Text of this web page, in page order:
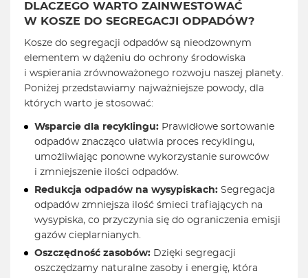
DLACZEGO WARTO ZAINWESTOWAĆ
W KOSZE DO SEGREGACJI ODPADÓW?
Kosze do segregacji odpadów są nieodzownym
elementem w dążeniu do ochrony środowiska
i wspierania zrównoważonego rozwoju naszej planety.
Poniżej przedstawiamy najważniejsze powody, dla
których warto je stosować:
Wsparcie dla recyklingu: Prawidłowe sortowanie
odpadów znacząco ułatwia proces recyklingu,
umożliwiając ponowne wykorzystanie surowców
i zmniejszenie ilości odpadów.
Redukcja odpadów na wysypiskach: Segregacja
odpadów zmniejsza ilość śmieci trafiających na
wysypiska, co przyczynia się do ograniczenia emisji
gazów cieplarnianych.
Oszczędność zasobów: Dzięki segregacji
oszczędzamy naturalne zasoby i energię, która